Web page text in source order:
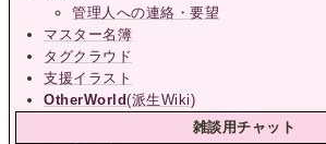
管理人への連絡・要望
マスター名簿
タグクラウド
支援イラスト
OtherWorld(派生Wiki)
雑談用チャット